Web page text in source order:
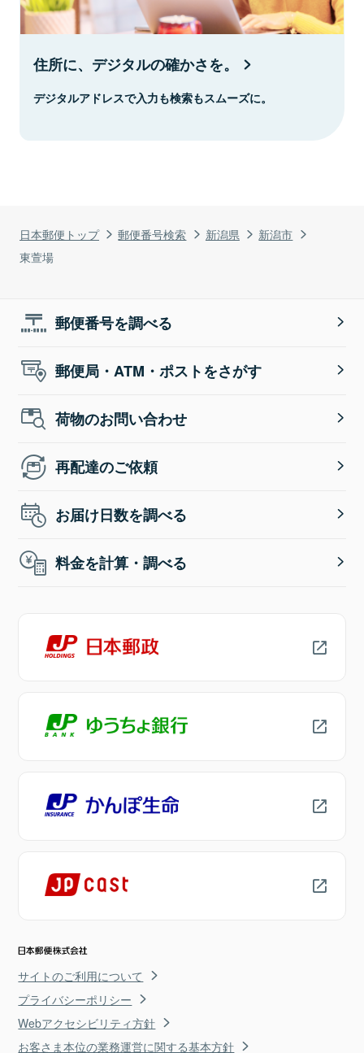
日本郵便トップ 郵便番号検索 新潟県
新潟市
東萱場
住所に、デジタルの確かさを。
デジタルアドレスで入力も検索もスムーズに。
郵便番号を調べる
郵便局・ATM・ポストをさがす
荷物のお問い合わせ
再配達のご依頼
お届け日数を調べる
料金を計算・調べる
サイトのご利用について
プライバシーポリシー
Webアクセシビリティ方針
お客さま本位の業務運営に関する基本方針